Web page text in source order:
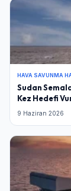
HAVA SAVUNMA
Sudan
Kez Hedefi
9 Haziran 2026